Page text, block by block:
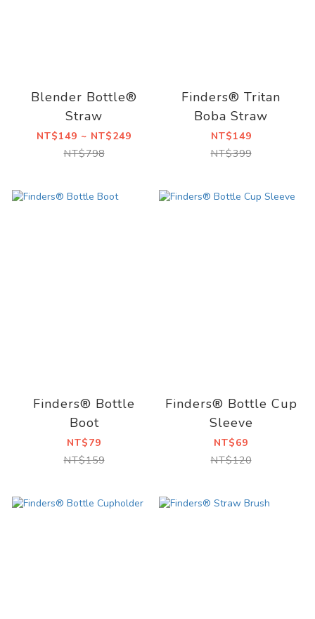
Blender Bottle®
Straw
NT$149 ~ NT$249
NT$798
Finders® Tritan
Boba Straw
NT$149
NT$399
Finders® Bottle
Boot
NT$79
NT$159
Finders® Bottle Cup
Sleeve
NT$69
NT$120